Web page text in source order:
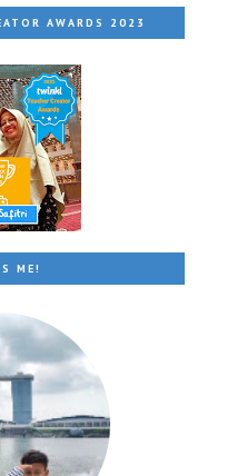
AWARDS 2023
ME!